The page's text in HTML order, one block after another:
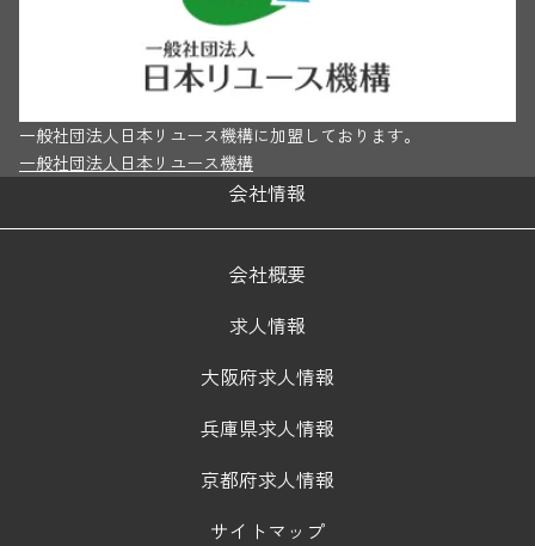
一般社団法人日本リユース機構に加盟しております。
一般社団法人日本リユース機構
会社情報
会社概要
求人情報
大阪府求人情報
兵庫県求人情報
京都府求人情報
サイトマップ